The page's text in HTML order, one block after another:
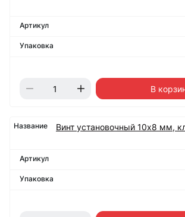
В
Винт установочный 10х8 мм,